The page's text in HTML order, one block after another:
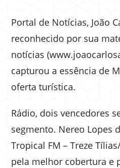
Portal de Notícias, João
reconhecido por sua
notícias
capturou a essência de
oferta turística.
Rádio, dois vencedores
segmento. Nereo Lopes
Tropical FM – Treze
pela melhor cobertura e